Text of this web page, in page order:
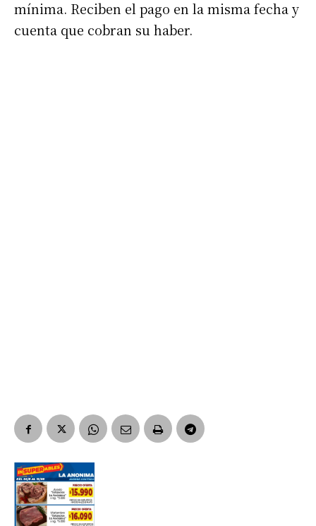
Suscribirme gratis
mínima. Reciben el pago en la misma fecha y
cuenta que cobran su haber.